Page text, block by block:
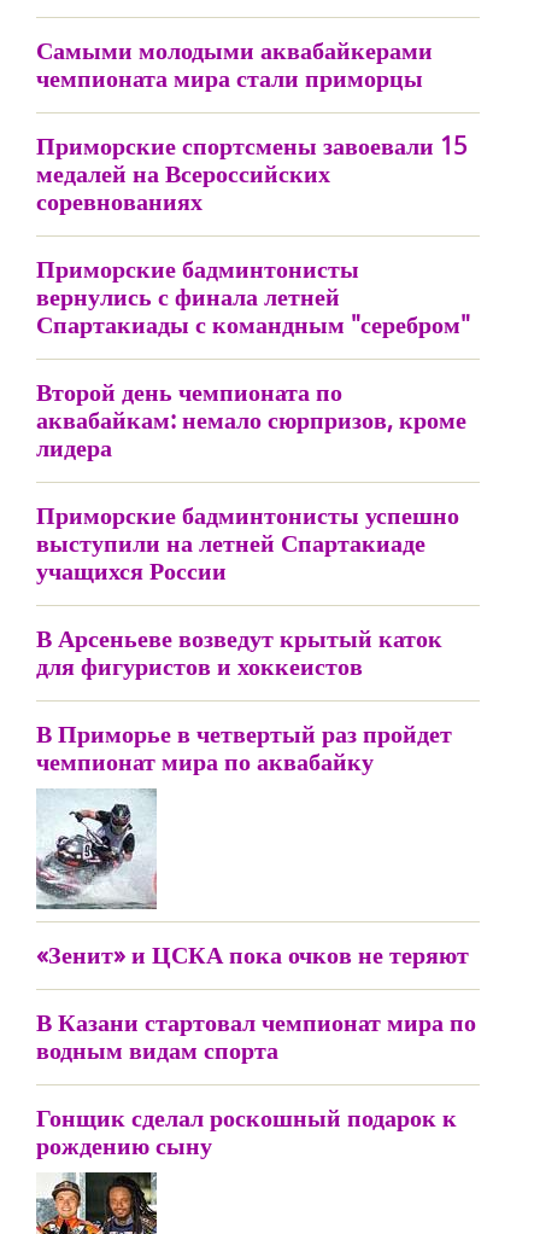
Самыми молодыми аквабайкерами
чемпионата мира стали приморцы
Приморские спортсмены завоевали 15
медалей на Всероссийских
соревнованиях
Приморские бадминтонисты
вернулись с финала летней
Спартакиады с командным "серебром"
Второй день чемпионата по
аквабайкам: немало сюрпризов, кроме
лидера
Приморские бадминтонисты успешно
выступили на летней Спартакиаде
учащихся России
В Арсеньеве возведут крытый каток
для фигуристов и хоккеистов
В Приморье в четвертый раз пройдет
чемпионат мира по аквабайку
«Зенит» и ЦСКА пока очков не теряют
В Казани стартовал чемпионат мира по
водным видам спорта
Гонщик сделал роскошный подарок к
рождению сыну